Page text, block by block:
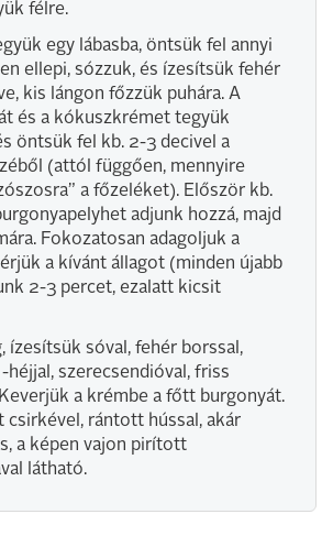
félre.
egy lábasba, öntsük fel annyi
ellepi, sózzuk, és ízesítsük fehér
kis lángon főzzük puhára. A
és a kókuszkrémet tegyük
öntsük fel kb. 2-3 decivel a
(attól függően, mennyire
a főzeléket). Először kb.
adjunk hozzá, majd
Fokozatosan adagoljuk a
a kívánt állagot (minden újabb
2-3 percet, ezalatt kicsit
ízesítsük sóval, fehér borssal,
szerecsendióval, friss
a krémbe a főtt burgonyát.
csirkével, rántott hússal, akár
a képen vajon pirított
látható.